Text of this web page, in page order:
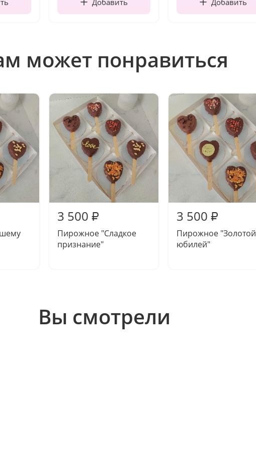
Добавить Добавить
может понравиться
3 500 ₽
Пирожное "Сладкое
признание"
3 500 ₽
Пирожное "Золотой
юбилей"
Вы смотрели